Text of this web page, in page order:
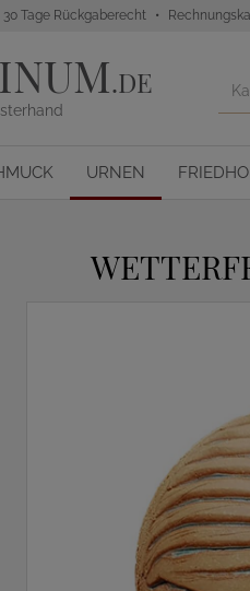
30 Tage Rückgaberecht
.DE
URNEN